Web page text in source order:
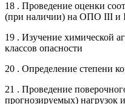
18 . Проведение оценки
(при наличии) на ОПО III и
19 . Изучение химической
классов опасности
20 . Определение степени
21 . Проведение
прогнозируемых) нагрузок